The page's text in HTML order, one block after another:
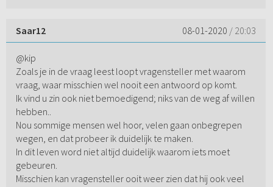
Saar12 08-01-2020 / 20:03
@kip
Zoals je in de vraag leest loopt vragensteller met waarom
vraag, waar misschien wel nooit een antwoord op komt.
Ik vind u zin ook niet bemoedigend; niks van de weg af willen
hebben..
Nou sommige mensen wel hoor, velen gaan onbegrepen
wegen, en dat probeer ik duidelijk te maken.
In dit leven word niet altijd duidelijk waarom iets moet
gebeuren.
Misschien kan vragensteller ooit weer zien dat hij ook veel